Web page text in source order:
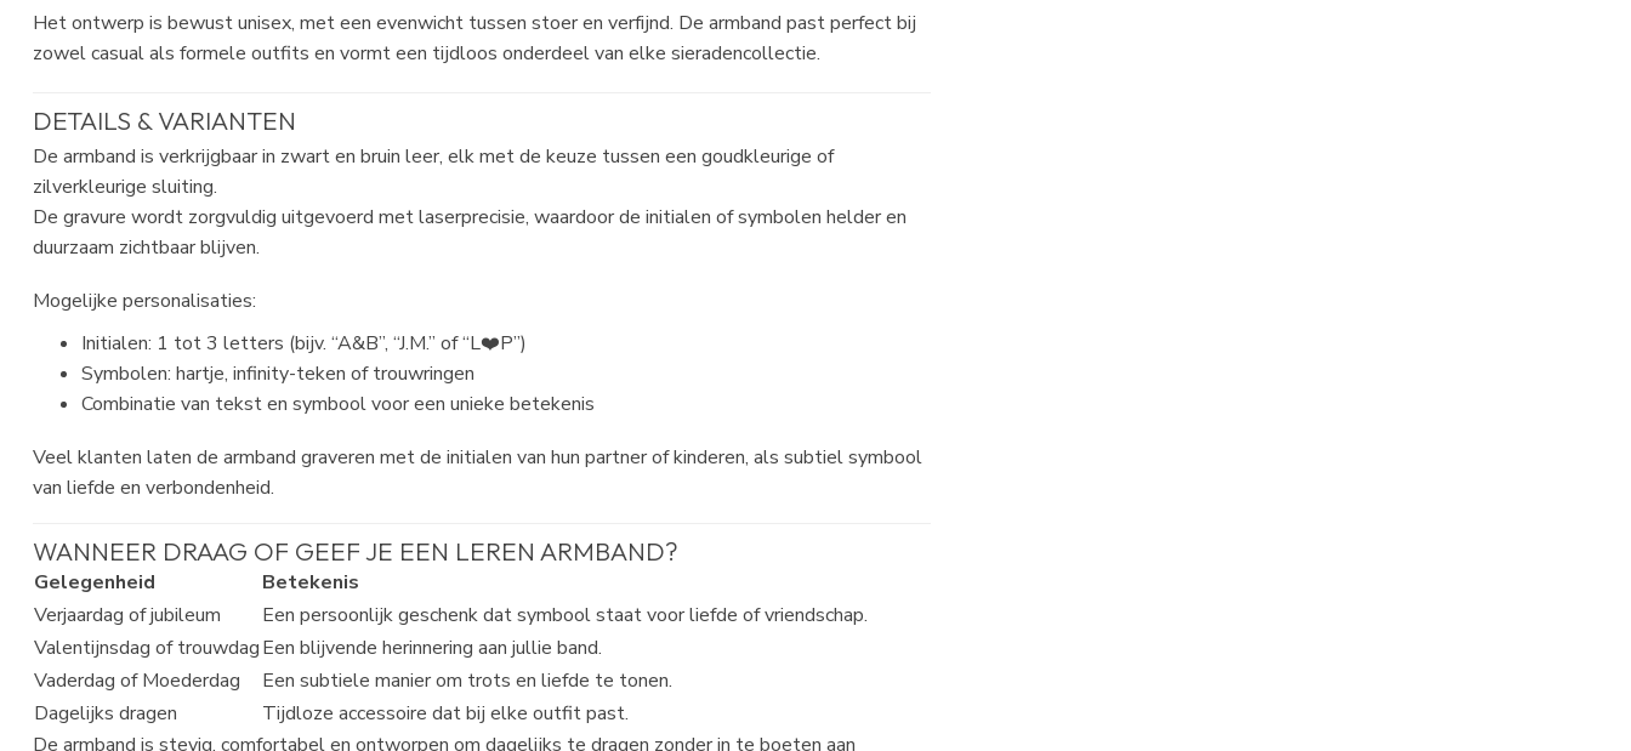
Het ontwerp is bewust unisex, met een evenwicht tussen stoer en verfijnd. De armband past perfect bij
zowel casual als formele outfits en vormt een tijdloos onderdeel van elke sieradencollectie.
DETAILS & VARIANTEN
De armband is verkrijgbaar in zwart en bruin leer, elk met de keuze tussen een goudkleurige of
zilverkleurige sluiting.
De gravure wordt zorgvuldig uitgevoerd met laserprecisie, waardoor de initialen of symbolen helder en
duurzaam zichtbaar blijven.
Mogelijke personalisaties:
Initialen: 1 tot 3 letters (bijv. “A&B”, “J.M.” of “L❤️P”)
Symbolen: hartje, infinity-teken of trouwringen
Combinatie van tekst en symbool voor een unieke betekenis
Veel klanten laten de armband graveren met de initialen van hun partner of kinderen, als subtiel symbool
van liefde en verbondenheid.
WANNEER DRAAG OF GEEF JE EEN LEREN ARMBAND?
Gelegenheid
Betekenis
Verjaardag of jubileum
Een persoonlijk geschenk dat symbool staat voor liefde of vriendschap.
Valentijnsdag of trouwdagEen blijvende herinnering aan jullie band.
Vaderdag of Moederdag
Een subtiele manier om trots en liefde te tonen.
Dagelijks dragen
Tijdloze accessoire dat bij elke outfit past.
De armband is stevig, comfortabel en ontworpen om dagelijks te dragen zonder in te boeten aan